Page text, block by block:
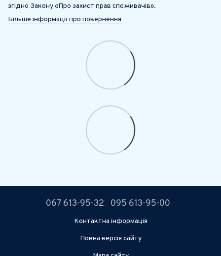
згідно Закону «Про захист прав споживачів».
Більше інформації про повернення
067 613-95-32 095 613-95-00
Контактна інформація
Повна версія сайту